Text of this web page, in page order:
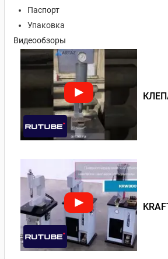
Паспорт
Упаковка
Видеообзоры